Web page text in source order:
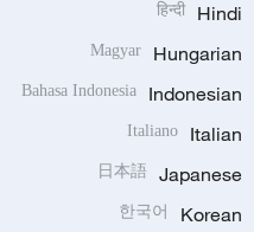
Hindi
हिन्दी
Hungarian
Magyar
Indonesian
Bahasa Indonesia
Italian
Italiano
Japanese
日本語
Korean
한국어